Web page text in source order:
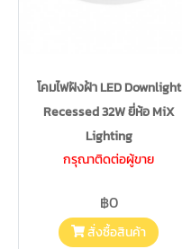
โคมไฟฝังฝ้า LED Downlight
Recessed 32W ยี่ห้อ MiX
Lighting
กรุณาติดต่อผู้ขาย
฿0
สั่งซื้อสินค้า